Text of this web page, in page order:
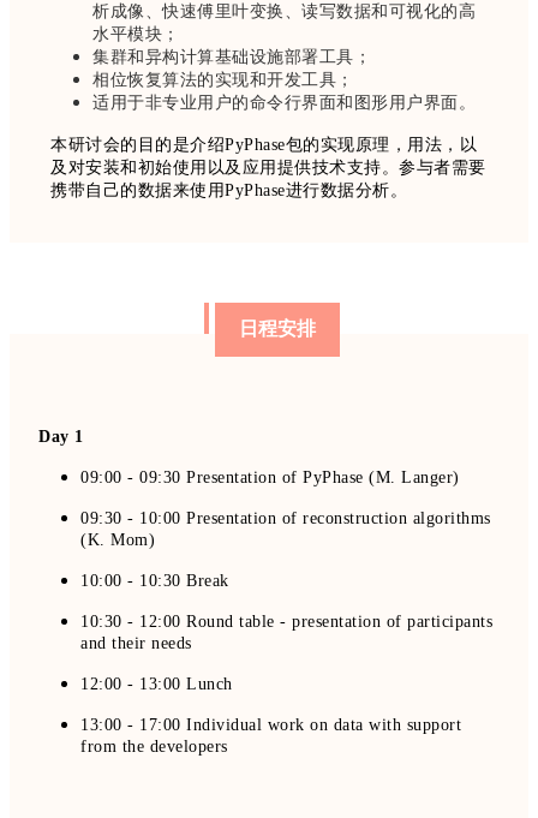
析成像、快速傅里叶变换、读写数据和可视化的高
水平模块；
集群和异构计算基础设施部署工具；
相位恢复算法的实现和开发工具；
适用于非专业用户的命令行界面和图形用户界面。
本研讨会的目的是介绍PyPhase包的实现原理，用法，以
及对安装和初始使用以及应用提供技术支持。参与者需要
携带自己的数据来使用PyPhase进行数据分析。
日程安排
Day 1
09:00 - 09:30 Presentation of PyPhase (M. Langer)
09:30 - 10:00 Presentation of reconstruction algorithms
(K. Mom)
10:00 - 10:30 Break
10:30 - 12:00 Round table - presentation of participants
and their needs
12:00 - 13:00 Lunch
13:00 - 17:00 Individual work on data with support
from the developers